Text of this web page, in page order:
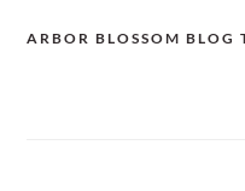
ARBOR BLOSSOM BLOG